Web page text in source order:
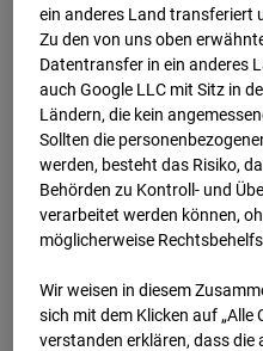
ein anderes Land transferiert
Zu den von uns oben
Datentransfer in ein anderes
auch Google LLC mit Sitz in
Ländern, die kein
Sollten die
werden, besteht das Risiko,
Behörden zu Kontroll- und
verarbeitet werden können,
möglicherweise
Wir weisen in diesem
sich mit dem Klicken auf
ver­standen erklären, dass die